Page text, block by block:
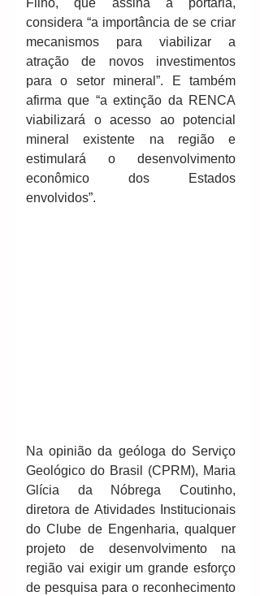
Filho, que assina a portaria,
considera “a importância de se criar
mecanismos para viabilizar a
atração de novos investimentos
para o setor mineral”. E também
afirma que “a extinção da RENCA
viabilizará o acesso ao potencial
mineral existente na região e
estimulará o desenvolvimento
econômico dos Estados
envolvidos”.
Na opinião da geóloga do Serviço
Geológico do Brasil (CPRM), Maria
Glícia da Nóbrega Coutinho,
diretora de Atividades Institucionais
do Clube de Engenharia, qualquer
projeto de desenvolvimento na
região vai exigir um grande esforço
de pesquisa para o reconhecimento